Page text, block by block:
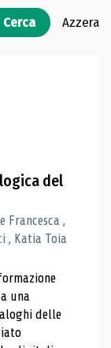
Cerca Azzera
del
Francesca ,
, Katia Toia
una
delle